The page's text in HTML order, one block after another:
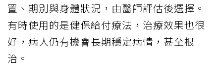
置、期別與身體狀況，由醫師評估後選擇。
有時使用的是健保給付療法，治療效果也很
好，病人仍有機會長期穩定病情，甚至根
治。